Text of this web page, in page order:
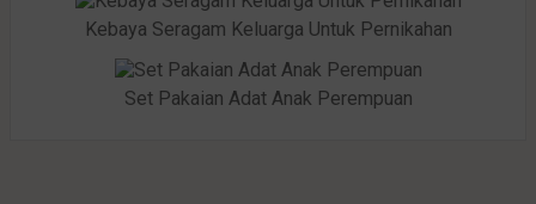
Kebaya Seragam Keluarga Untuk Pernikahan
Set Pakaian Adat Anak Perempuan